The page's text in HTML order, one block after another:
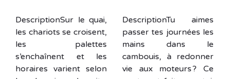
DescriptionSur le quai,
les chariots se croisent,
les palettes
s’enchaînent et les
horaires varient selon
DescriptionTu aimes
passer tes journées les
mains dans le
cambouis, à redonner
vie aux moteurs ? Ce